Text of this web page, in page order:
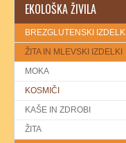
EKOLOŠKA ŽIVILA
BREZGLUTENSKI IZDELKI
ŽITA IN MLEVSKI IZDELKI
MOKA
KOSMIČI
KAŠE IN ZDROBI
ŽITA